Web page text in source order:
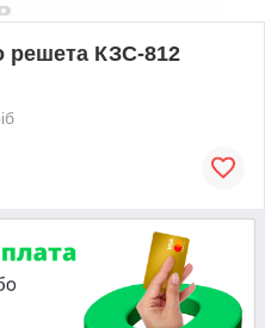
решета КЗС-812